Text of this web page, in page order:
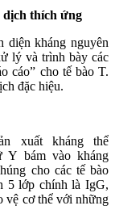
dịch thích ứng
diện kháng nguyên
lý và trình bày các
cáo” cho tế bào T.
đặc hiệu.
xuất kháng thể
Y bám vào kháng
cho các tế bào
5 lớp chính là IgG,
vệ cơ thể với những